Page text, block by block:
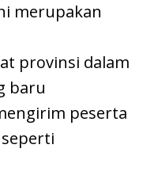
merupakan
provinsi dalam
baru
peserta